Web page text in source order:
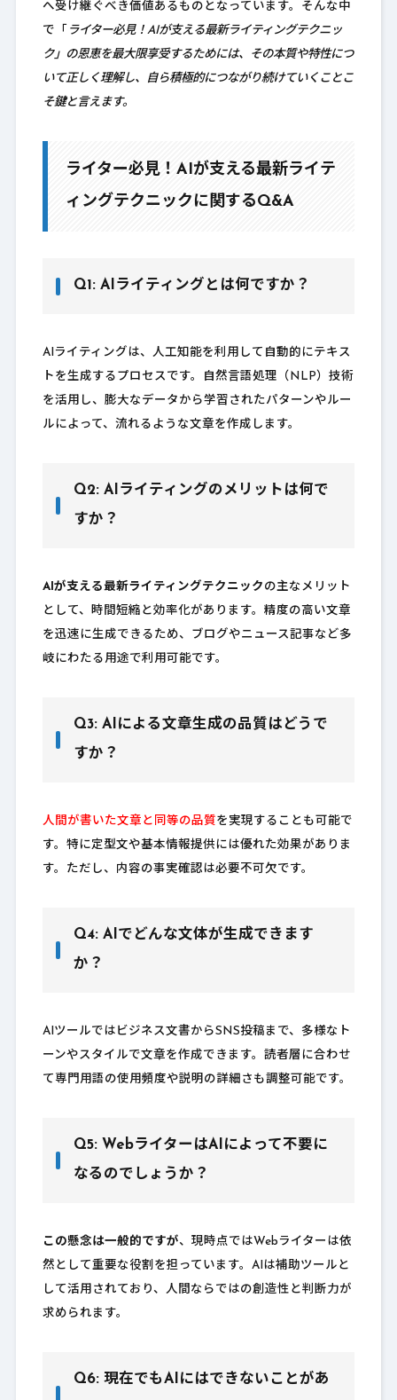
へ受け継ぐべき価値あるものとなっています。そんな中
で「 ライター必見！AIが支える最新ライティングテクニッ
ク」の恩恵を最大限享受するためには、その本質や特性につ
いて正しく理解し、自ら積極的につながり続けていくことこ
そ鍵と言えます。
ライター必見！AIが支える最新ライテ
ィングテクニックに関するQ&A
Q1: AIライティングとは何ですか？
AIライティングは、人工知能を利用して自動的にテキス
トを生成するプロセスです。自然言語処理（NLP）技術
を活用し、膨大なデータから学習されたパターンやルー
ルによって、流れるような文章を作成します。
Q2: AIライティングのメリットは何で
すか？
AIが支える最新ライティングテクニック の主なメリット
として、時間短縮と効率化があります。精度の高い文章
を迅速に生成できるため、ブログやニュース記事など多
岐にわたる用途で利用可能です。
Q3: AIによる文章生成の品質はどうで
すか？
人間が書いた文章と同等の品質を実現することも可能で
す。特に定型文や基本情報提供には優れた効果がありま
す。ただし、内容の事実確認は必要不可欠です。
Q4: AIでどんな文体が生成できます
か？
AIツールではビジネス文書からSNS投稿まで、多様なト
ーンやスタイルで文章を作成できます。読者層に合わせ
て専門用語の使用頻度や説明の詳細さも調整可能です。
Q5: WebライターはAIによって不要に
なるのでしょうか？
この懸念は一般的ですが、現時点ではWebライターは依
然として重要な役割を担っています。AIは補助ツールと
して活用されており、人間ならではの創造性と判断力が
求められます。
Q6: 現在でもAIにはできないことがあ